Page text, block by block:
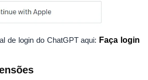
de login do ChatGPT aqui: Faça login